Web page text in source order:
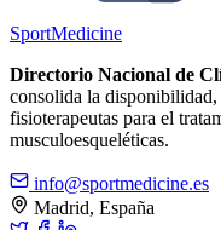
SportMedicine
Directorio Nacional de
consolida la disponibilidad,
fisioterapeutas para el
musculoesqueléticas.
info@sportmedicine.es
Madrid, España